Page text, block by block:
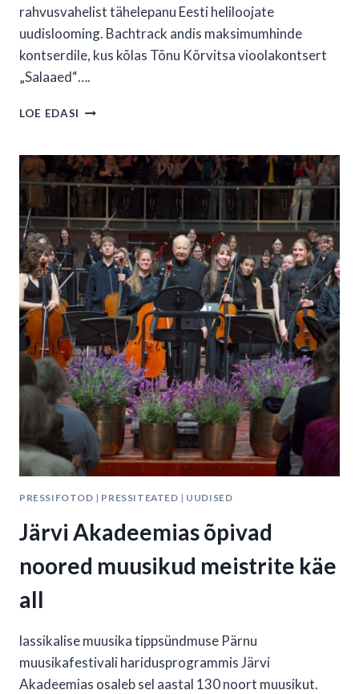
rahvusvahelist tähelepanu Eesti heliloojate
uudislooming. Bachtrack andis maksimumhinde
kontserdile, kus kõlas Tõnu Kõrvitsa vioolakontsert
„Salaaed“….
LOE EDASI PÄRNU
KULMINATSIOONI:
BACHTRACK
ANDIS
TÄRNI
HINNANGU
PRESSIFOTOD | PRESSITEATED | UUDISED
Järvi Akadeemias õpivad
noored muusikud meistrite käe
all
lassikalise muusika tippsündmuse Pärnu
muusikafestivali haridusprogrammis Järvi
Akadeemias osaleb sel aastal 130 noort muusikut.